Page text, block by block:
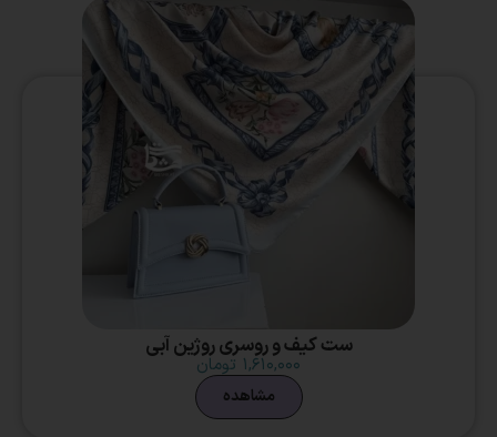
ست کیف و روسری روژین آبی
۱,۶۱۰,۰۰۰ تومان
مشاهده